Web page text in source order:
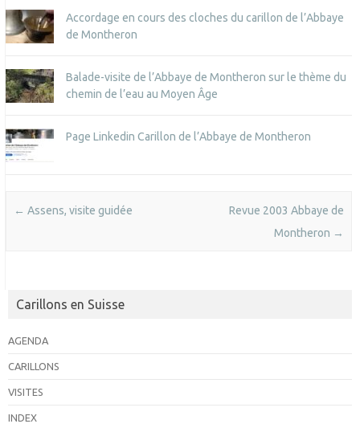
Accordage en cours des cloches du carillon de l’Abbaye
de Montheron
Balade-visite de l’Abbaye de Montheron sur le thème du
chemin de l’eau au Moyen Âge
Page Linkedin Carillon de l’Abbaye de Montheron
Post navigation
← Assens, visite guidée
Revue 2003 Abbaye de
Montheron →
Carillons en Suisse
AGENDA
CARILLONS
VISITES
INDEX